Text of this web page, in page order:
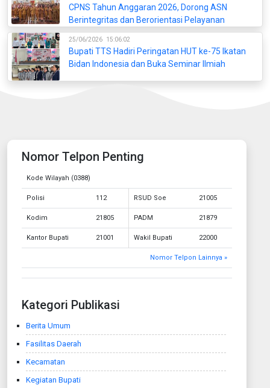
CPNS Tahun Anggaran 2026, Dorong ASN
Berintegritas dan Berorientasi Pelayanan
25/06/2026 15:06:02
Bupati TTS Hadiri Peringatan HUT ke-75 Ikatan
Bidan Indonesia dan Buka Seminar Ilmiah
Nomor Telpon Penting
Kode Wilayah (0388)
Polisi 112 RSUD Soe 21005
Kodim 21805 PADM 21879
Kantor Bupati 21001 Wakil Bupati 22000
Nomor Telpon Lainnya »
Kategori Publikasi
Berita Umum
Fasilitas Daerah
Kecamatan
Kegiatan Bupati